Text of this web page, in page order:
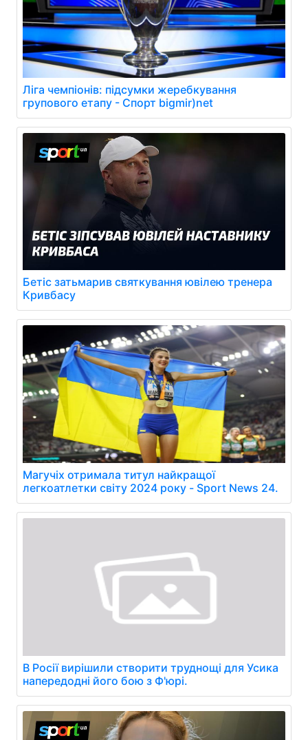
Ліга чемпіонів: підсумки жеребкування
групового етапу - Спорт bigmir)net
Бетіс затьмарив святкування ювілею тренера
Кривбасу
Магучіх отримала титул найкращої
легкоатлетки світу 2024 року - Sport News 24.
В Росії вирішили створити труднощі для Усика
напередодні його бою з Ф'юрі.